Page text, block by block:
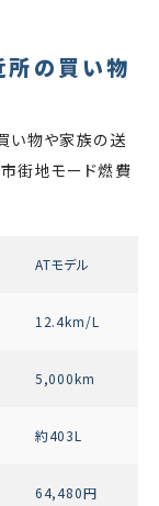
の買い物
い物や家族の送
街地モード燃費
ATモデル
12.4km/L
5,000km
約403L
64,480円